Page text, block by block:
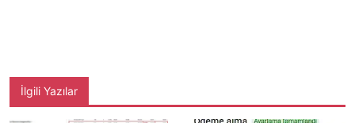
İlgili Yazılar